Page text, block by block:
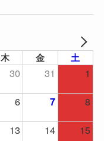
木 金 土
30 31
1
6 7
8
13 14
15